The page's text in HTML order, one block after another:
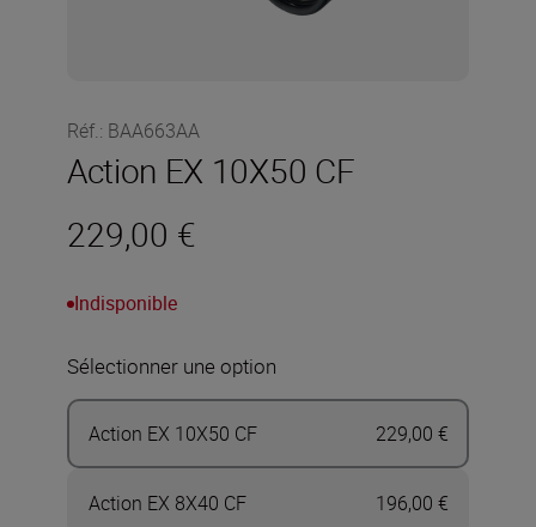
Réf.: BAA663AA
Action EX 10X50 CF
229,00 €
Indisponible
Sélectionner une option
Action EX 10X50 CF 229,00 €
Action EX 8X40 CF 196,00 €